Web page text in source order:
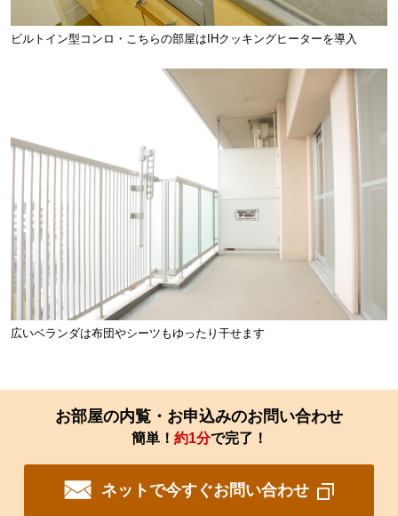
ビルトイン型コンロ・こちらの部屋はIHクッキングヒーターを導入
広いベランダは布団やシーツもゆったり干せます
お部屋の内覧・お申込みのお問い合わせ
簡単！ 約1分で完了！
ネットで今すぐお問い合わせ